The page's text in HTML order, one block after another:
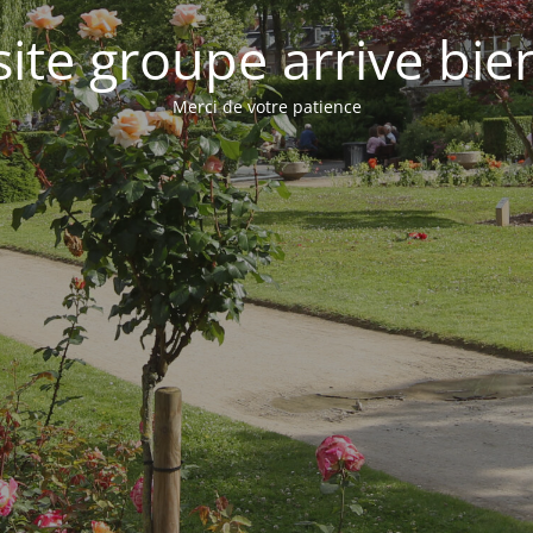
groupe arrive
Merci de votre patience